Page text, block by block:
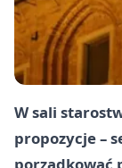
W sali
propozycje –
porządkować